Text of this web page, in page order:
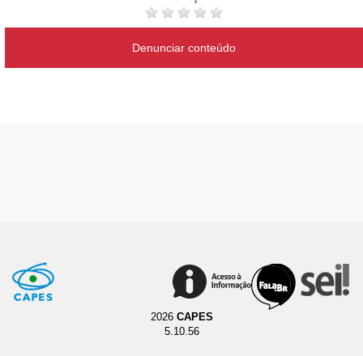
Denunciar conteúdo
2026 CAPES
5.10.56